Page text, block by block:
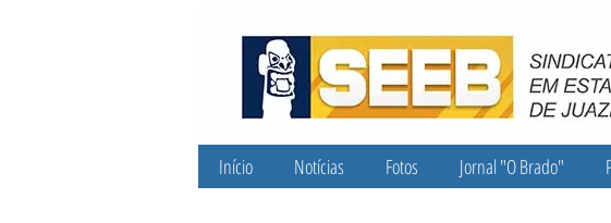
Início Notícias Fotos Jornal "O Brado"